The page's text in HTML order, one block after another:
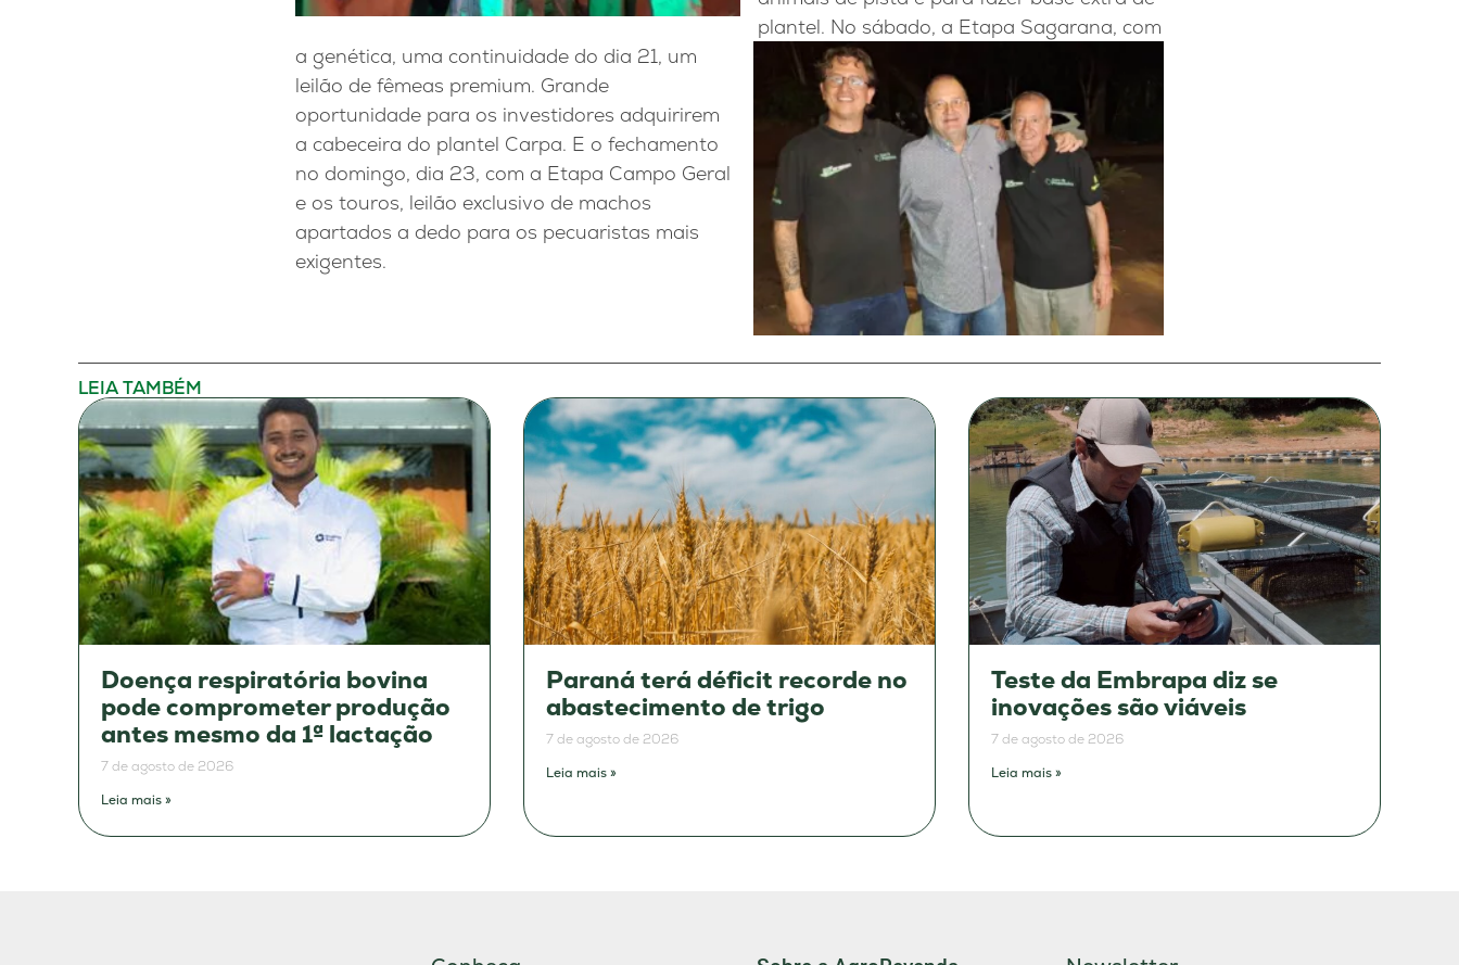
plantel. No sábado, a Etapa Sagarana, com
a genética, uma continuidade do dia 21, um
leilão de fêmeas premium. Grande
oportunidade para os investidores adquirirem
a cabeceira do plantel Carpa. E o fechamento
no domingo, dia 23, com a Etapa Campo Geral
e os touros, leilão exclusivo de machos
apartados a dedo para os pecuaristas mais
exigentes.
LEIA TAMBÉM
Doença respiratória bovina
pode comprometer produção
antes mesmo da 1ª lactação
7 de agosto de 2026
Leia mais »
Paraná terá déficit recorde no
abastecimento de trigo
7 de agosto de 2026
Leia mais »
Teste da Embrapa diz se
inovações são viáveis
7 de agosto de 2026
Leia mais »